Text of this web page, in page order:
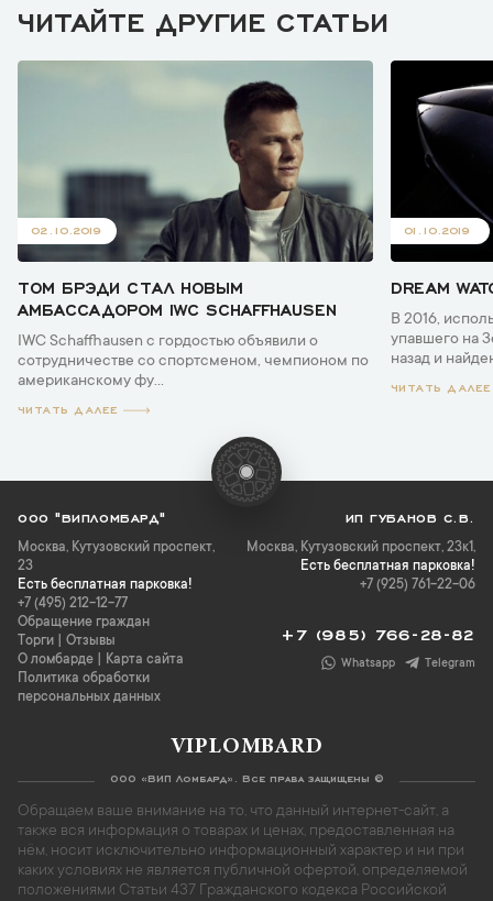
ЧИТАЙТЕ ДРУГИЕ СТАТЬИ
02.10.2019
ТОМ БРЭДИ СТАЛ НОВЫМ
АМБАССАДОРОМ IWC SCHAFFHAUSEN
IWC Schaffhausen с гордостью объявили о
сотрудничестве со спортсменом, чемпионом по
американскому фу...
ЧИТАТЬ ДАЛЕЕ
01.10.2019
DREAM
В 2016,
упавшего на
назад и
ЧИТАТЬ ДАЛЕЕ
ООО "ВИПЛОМБАРД"
Москва, Кутузовский проспект,
23
Есть бесплатная парковка!
+7 (495) 212-12-77
Обращение граждан
Торги
Отзывы
О ломбарде
Карта сайта
Политика обработки
персональных данных
ИП ГУБАНОВ С.В.
Москва, Кутузовский проспект, 23к1,
Есть бесплатная парковка!
+7 (925) 761-22-06
+7 (985) 766-28-82
Whatsapp Telegram
VIPLOMBARD
ООО «ВИП Ломбард». Все права защищены ©
Обращаем ваше внимание на то, что данный интернет-сайт, а
также вся информация о товарах и ценах, предоставленная на
нём, носит исключительно информационный характер и ни при
каких условиях не является публичной офертой, определяемой
положениями Статьи 437 Гражданского кодекса Российской